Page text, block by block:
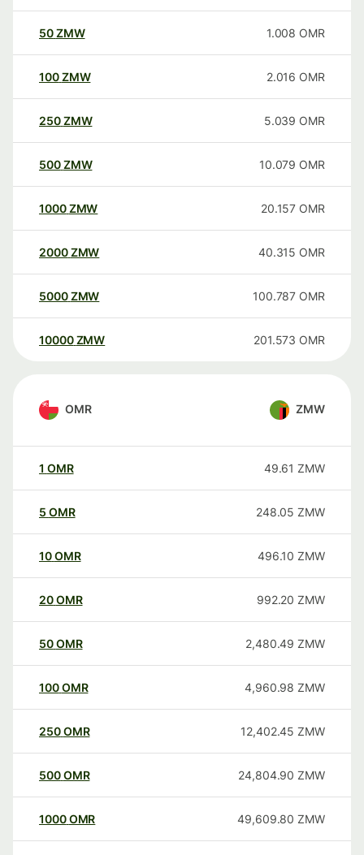
50ZMW 1.008 OMR
100ZMW 2.016 OMR
250ZMW 5.039 OMR
500ZMW 10.079 OMR
1000ZMW 20.157 OMR
2000ZMW 40.315 OMR
5000ZMW 100.787 OMR
10000 ZMW 201.573 OMR
OMR ZMW
1 OMR 49.61 ZMW
5 OMR 248.05 ZMW
10OMR 496.10 ZMW
20OMR 992.20 ZMW
50OMR 2,480.49 ZMW
100OMR 4,960.98 ZMW
250OMR 12,402.45 ZMW
500OMR 24,804.90 ZMW
1000OMR 49,609.80 ZMW